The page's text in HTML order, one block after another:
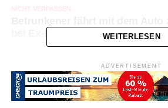
NICHT VERPASSEN
WEITERLESEN
ADVERTISEMENT